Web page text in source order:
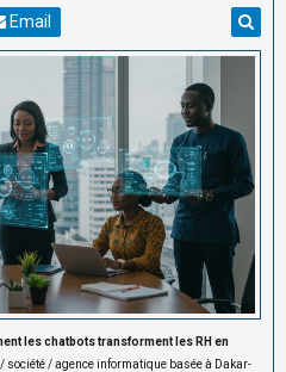
Email
les chatbots transforment les RH en
société / agence informatique basée à Dakar-